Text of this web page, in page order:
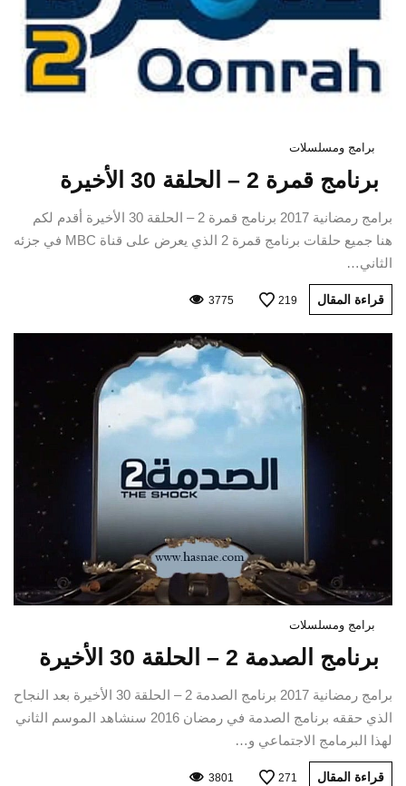
برامج ومسلسلات
برنامج قمرة 2 – الحلقة 30 الأخيرة
برامج رمضانية 2017 برنامج قمرة 2 – الحلقة 30 الأخيرة أقدم لكم
هنا جميع حلقات برنامج قمرة 2 الذي يعرض على قناة MBC في جزئه
الثاني…
قراءة المقال 219
3775
برامج ومسلسلات
برنامج الصدمة 2 – الحلقة 30 الأخيرة
برامج رمضانية 2017 برنامج الصدمة 2 – الحلقة 30 الأخيرة بعد النجاح
الذي حققه برنامج الصدمة في رمضان 2016 سنشاهد الموسم الثاني
لهذا البرمامج الاجتماعي و…
قراءة المقال 271
3801